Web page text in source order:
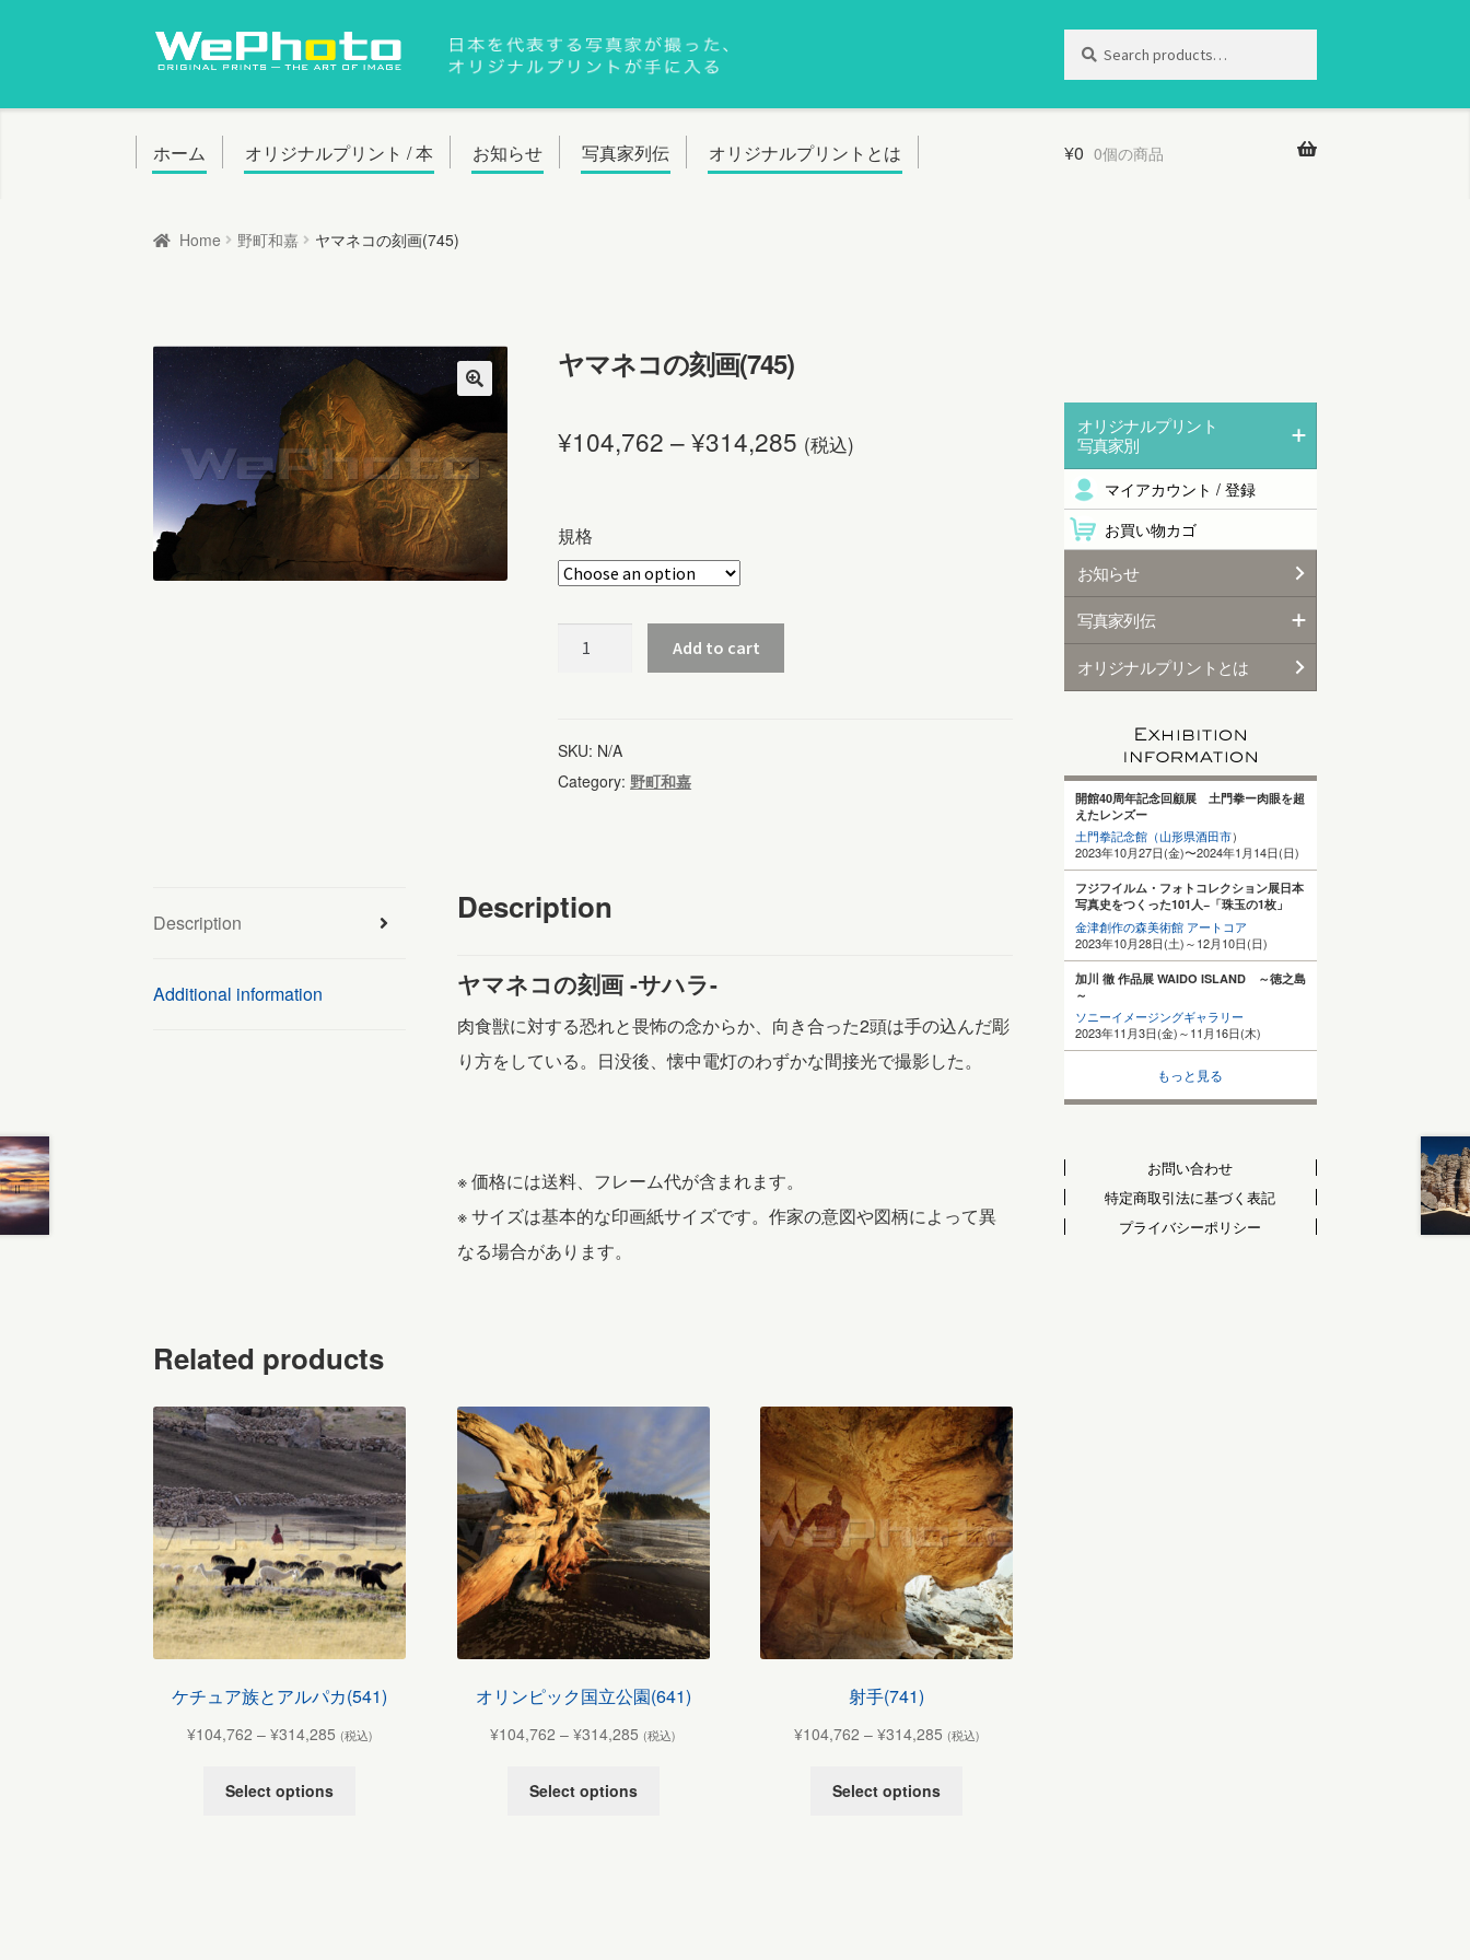
ナ
ゲ
ー
ン
キ
プ
コ
テ
ン
ス
プ
Search
for:
ホーム オリジナルプリント / 本 お知らせ 写真家列伝 オリジナルプリントとは ¥0 0個の商品
Home 野町和嘉 ヤマネコの刻画(745)
ヤマネコの刻画(745)
¥104,762 –¥314,285 (税込)
規格
コ
の
quantity
Add to cart
SKU: N/A
Category: 野町和嘉
Description
Additional information
Description
ヤマネコの刻画 -サハラ-
肉食獣に対する恐れと畏怖の念からか、向き合った2頭は手の込んだ彫
り方をしている。日没後、懐中電灯のわずかな間接光で撮影した。
※ 価格には送料、フレーム代が含まれます。
※ サイズは基本的な印画紙サイズです。作家の意図や図柄によって異
なる場合があります。
Related products
ケチュア族とアルパカ(541)
¥104,762 – ¥314,285 (税込)
Select options
オリンピック国立公園(641)
¥104,762 –¥314,285 (税込)
Select options
射手(741)
¥104,762 – ¥314,285 (税込)
Select options
オリジナルプリント
写真家別
マイアカウント / 登録
お買い物カゴ
お知らせ
写真家列伝
オリジナルプリントとは
開館40周年記念回顧展 土門拳ー肉眼を超
えたレンズー
土門拳記念館（山形県酒田市）
2023年10月27日(金)〜2024年1月14日(日)
フジフイルム・フォトコレクション展日本
写真史をつくった101人−「珠玉の1枚」
金津創作の森美術館 アートコア
2023年10月28日(土)～12月10日(日)
加川 徹 作品展 WAIDO ISLAND ～徳之島
～
ソニーイメージングギャラリー
2023年11月3日(金)～11月16日(木)
もっと見る
お問い合わせ
特定商取引法に基づく表記
プライバシーポリシー